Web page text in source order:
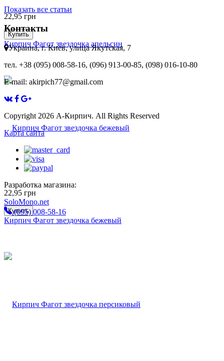
22,95 грн
Купить
Кирпич Фагот звездочка апельсин
22,95 грн
Купить
Кирпич Фагот звездочка бежевый
Показать все статьи
Контакты
Украина, г. Киев, улица Якутская, 7
тел. +38 (095) 008-58-16, (096) 913-00-85, (098) 016-10-80
E-mail: akirpich77@gmail.com
Copyright 2026 А-Кирпич. All Rights Reserved
Карта сайта
Разработка магазина:
SoloMono.net
(095) 008-58-16